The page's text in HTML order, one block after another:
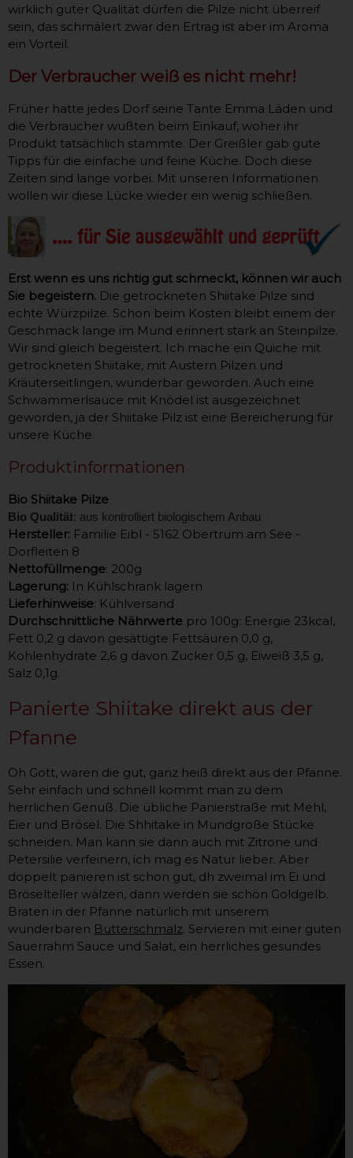
wirklich guter Qualität dürfen die Pilze nicht überreif
sein, das schmälert zwar den Ertrag ist aber im Aroma
ein Vorteil.
Der Verbraucher weiß es nicht mehr!
Früher hatte jedes Dorf seine Tante Emma Läden und
die Verbraucher wußten beim Einkauf, woher ihr
Produkt tatsächlich stammte. Der Greißler gab gute
Tipps für die einfache und feine Küche. Doch diese
Zeiten sind lange vorbei. Mit unseren Informationen
wollen wir diese Lücke wieder ein wenig schließen.
Erst wenn es uns richtig gut schmeckt, können wir auch
Sie begeistern. Die getrockneten Shiitake Pilze sind
echte Würzpilze. Schon beim Kosten bleibt einem der
Geschmack lange im Mund erinnert stark an Steinpilze.
Wir sind gleich begeistert. Ich mache ein Quiche mit
getrockneten Shiitake, mit Austern Pilzen und
Kräuterseitlingen, wunderbar geworden. Auch eine
Schwammerlsauce mit Knödel ist ausgezeichnet
geworden, ja der Shiitake Pilz ist eine Bereicherung für
unsere Küche.
Produktinformationen
Bio Shiitake Pilze
Bio Qualität: aus kontrolliert biologischem Anbau
Hersteller: Familie Eibl - 5162 Obertrum am See -
Dorfleiten 8
Nettofüllmenge: 200g
Lagerung: In Kühlschrank lagern
Lieferhinweise: Kühlversand
Durchschnittliche Nährwerte pro 100g: Energie 23kcal,
Fett 0,2 g davon gesättigte Fettsäuren 0,0 g,
Kohlenhydrate 2,6 g davon Zucker 0,5 g, Eiweiß 3,5 g,
Salz 0,1g.
Panierte Shiitake direkt aus der
Pfanne
Oh Gott, waren die gut, ganz heiß direkt aus der Pfanne.
Sehr einfach und schnell kommt man zu dem
herrlichen Genuß. Die übliche Panierstraße mit Mehl,
Eier und Brösel. Die Shhitake in Mundgroße Stücke
schneiden. Man kann sie dann auch mit Zitrone und
Petersilie verfeinern, ich mag es Natur lieber. Aber
doppelt panieren ist schon gut, dh zweimal im Ei und
Bröselteller wälzen, dann werden sie schön Goldgelb.
Braten in der Pfanne natürlich mit unserem
wunderbaren Butterschmalz. Servieren mit einer guten
Sauerrahm Sauce und Salat, ein herrliches gesundes
Essen.